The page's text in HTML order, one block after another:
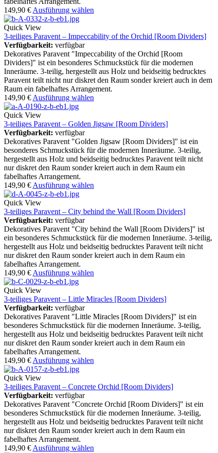
149,90 € Ausführung wählen
Quick View
3-teiliges Paravent – Impeccability of the Orchid [Room Dividers]
Verfügbarkeit: verfügbar
Dekoratives Paravent "Impeccability of the Orchid [Room
Dividers]" ist ein besonderes Schmuckstück für die modernen
Inneräume. 3-teilig, hergestellt aus Holz und beidseitig bedrucktes
Paravent teilt nicht nur diskret den Raum sonder kreiert auch in dem
Raum ein fabelhaftes Arrangement.
149,90 € Ausführung wählen
Quick View
3-teiliges Paravent – Golden Jigsaw [Room Dividers]
Verfügbarkeit: verfügbar
Dekoratives Paravent "Golden Jigsaw [Room Dividers]" ist ein
besonderes Schmuckstück für die modernen Inneräume. 3-teilig,
hergestellt aus Holz und beidseitig bedrucktes Paravent teilt nicht
nur diskret den Raum sonder kreiert auch in dem Raum ein
fabelhaftes Arrangement.
149,90 € Ausführung wählen
Quick View
3-teiliges Paravent – City behind the Wall [Room Dividers]
Verfügbarkeit: verfügbar
Dekoratives Paravent "City behind the Wall [Room Dividers]" ist
ein besonderes Schmuckstück für die modernen Inneräume. 3-teilig,
hergestellt aus Holz und beidseitig bedrucktes Paravent teilt nicht
nur diskret den Raum sonder kreiert auch in dem Raum ein
fabelhaftes Arrangement.
149,90 € Ausführung wählen
Quick View
3-teiliges Paravent – Little Miracles [Room Dividers]
Verfügbarkeit: verfügbar
Dekoratives Paravent "Little Miracles [Room Dividers]" ist ein
besonderes Schmuckstück für die modernen Inneräume. 3-teilig,
hergestellt aus Holz und beidseitig bedrucktes Paravent teilt nicht
nur diskret den Raum sonder kreiert auch in dem Raum ein
fabelhaftes Arrangement.
149,90 € Ausführung wählen
Quick View
3-teiliges Paravent – Concrete Orchid [Room Dividers]
Verfügbarkeit: verfügbar
Dekoratives Paravent "Concrete Orchid [Room Dividers]" ist ein
besonderes Schmuckstück für die modernen Inneräume. 3-teilig,
hergestellt aus Holz und beidseitig bedrucktes Paravent teilt nicht
nur diskret den Raum sonder kreiert auch in dem Raum ein
fabelhaftes Arrangement.
149,90 € Ausführung wählen